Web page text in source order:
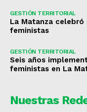
GESTIÓN TERRITORIAL
La Matanza
feministas
GESTIÓN TERRITORIAL
Seis años
feministas en La
Nuestras